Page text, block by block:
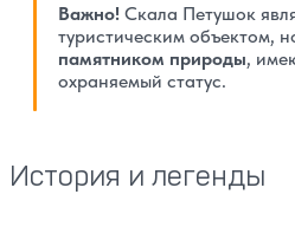
Важно! Скала Петушок
туристическим объектом,
памятником природы,
охраняемый статус.
История и легенды